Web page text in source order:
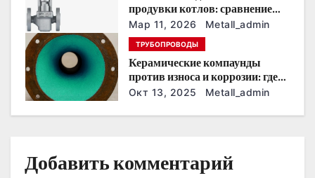
п
и
с
я
продувки котлов: сравнение
устройств и характеристик
Мар 11, 2026 Metall_admin
ТРУБОПРОВОДЫ
Керамические компаунды
против износа и коррозии: где
они работают эффективнее
Окт 13, 2025 Metall_admin
Добавить комментарий